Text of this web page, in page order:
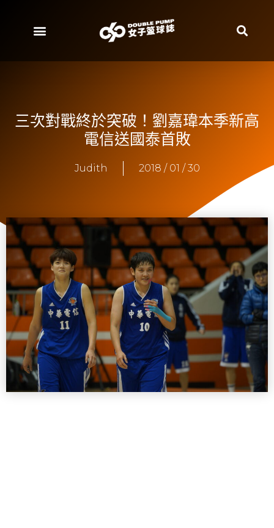
三次對戰終於突破！劉嘉瑋本季新高
電信送國泰首敗
Judith 2018 / 01 / 30